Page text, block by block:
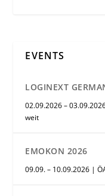
EVENTS
LOGINEXT
02.09.2026 –
weit
EMOKON 2026
09.09. – 10.09.2026 |